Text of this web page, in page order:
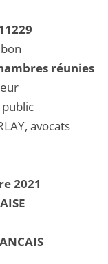
réunies
avocats
2021